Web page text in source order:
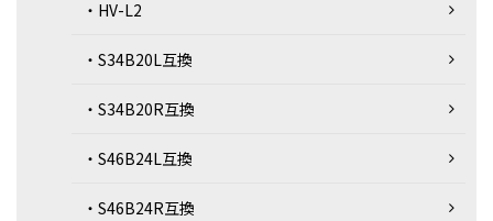
・HV-L2
・S34B20L互換
・S34B20R互換
・S46B24L互換
・S46B24R互換